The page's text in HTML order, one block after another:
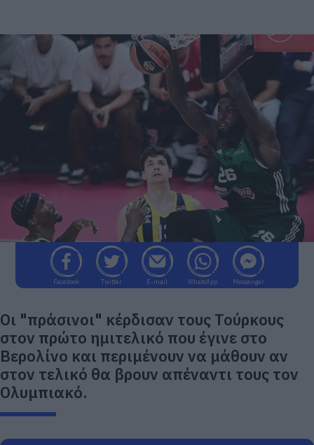
Facebook Twitter E-mail WhatsApp Messenger
Οι "πράσινοι" κέρδισαν τους Τούρκους
στον πρώτο ημιτελικό που έγινε στο
Βερολίνο και περιμένουν να μάθουν αν
στον τελικό θα βρουν απέναντι τους τον
Ολυμπιακό.